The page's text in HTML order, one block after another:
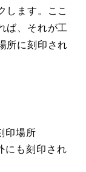
します。ここ
ば、それが工
所に刻印され
印場所
にも刻印され